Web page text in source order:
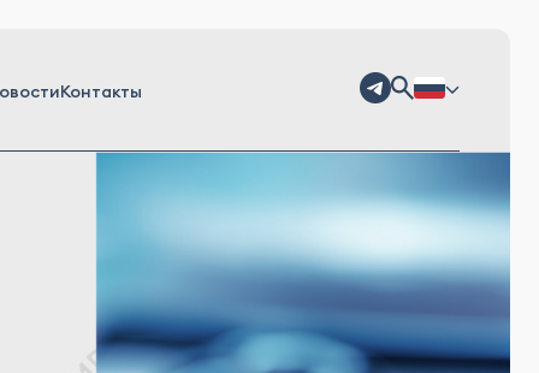
Контакты